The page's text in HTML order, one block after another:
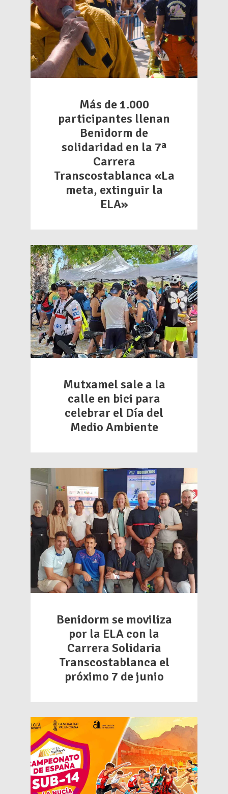
Más de 1.000
participantes llenan
Benidorm de
solidaridad en la 7ª
Carrera
Transcostablanca «La
meta, extinguir la
ELA»
Mutxamel sale a la
calle en bici para
celebrar el Día del
Medio Ambiente
Benidorm se moviliza
por la ELA con la
Carrera Solidaria
Transcostablanca el
próximo 7 de junio